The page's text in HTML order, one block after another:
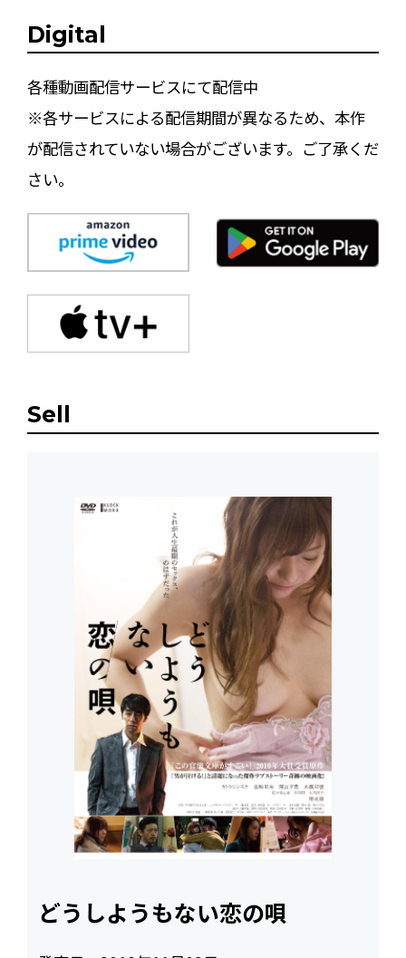
Digital
各種動画配信サービスにて配信中
※各サービスによる配信期間が異なるため、本作
が配信されていない場合がございます。ご了承くだ
さい。
Sell
どうしようもない恋の唄